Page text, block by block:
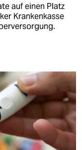
auf einen Platz
Krankenkasse